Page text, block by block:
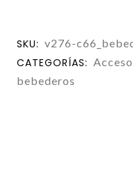
SKU: v276-
CATEGORÍAS:
bebederos